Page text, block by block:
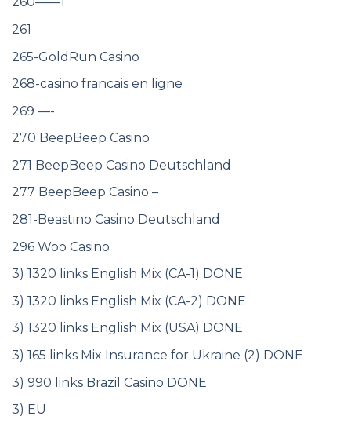
261
265-GoldRun Casino
268-casino francais en ligne
269 —-
270 BeepBeep Casino
271 BeepBeep Casino Deutschland
277 BeepBeep Casino –
281-Beastino Casino Deutschland
296 Woo Casino
3) 1320 links English Mix (CA-1) DONE
3) 1320 links English Mix (CA-2) DONE
3) 1320 links English Mix (USA) DONE
3) 165 links Mix Insurance for Ukraine (2) DONE
3) 990 links Brazil Casino DONE
3) EU